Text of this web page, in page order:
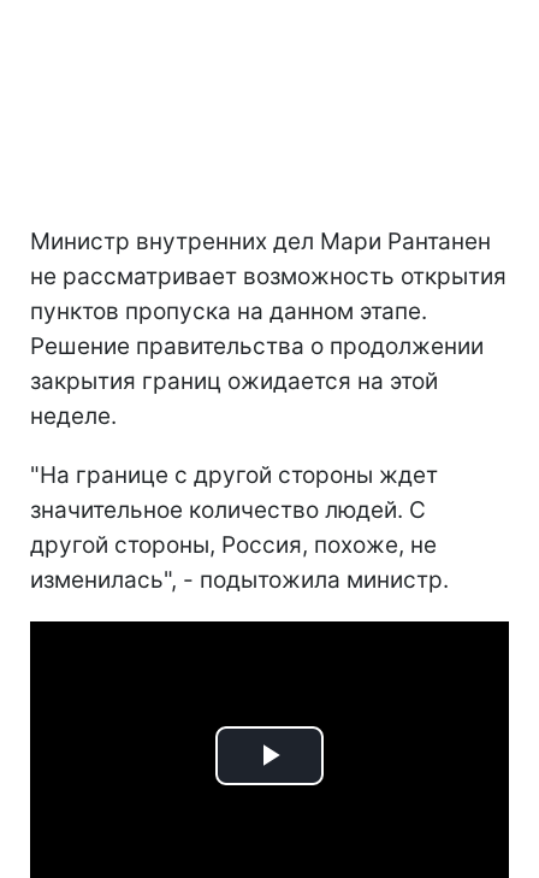
Министр внутренних дел Мари Рантанен
не рассматривает возможность открытия
пунктов пропуска на данном этапе.
Решение правительства о продолжении
закрытия границ ожидается на этой
неделе.
"На границе с другой стороны ждет
значительное количество людей. С
другой стороны, Россия, похоже, не
изменилась", - подытожила министр.
Play